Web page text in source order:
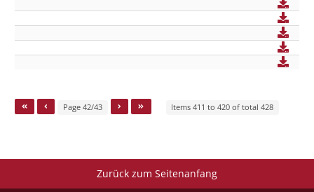
Page 42/43 Items 411 to 420 of total 428
Zurück zum Seitenanfang